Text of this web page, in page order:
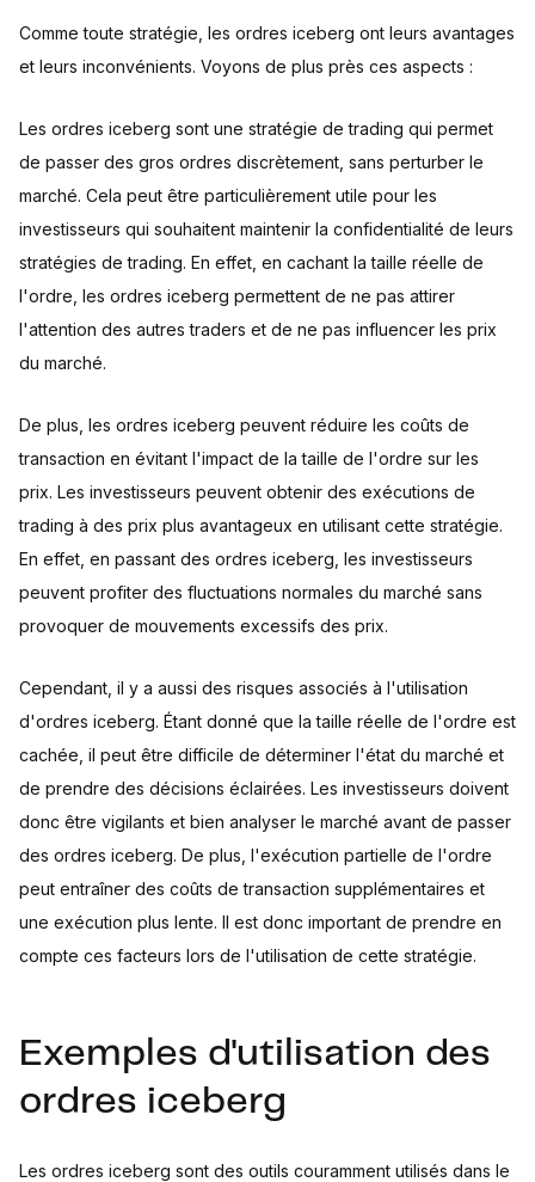
Comme toute stratégie, les ordres iceberg ont leurs avantages
et leurs inconvénients. Voyons de plus près ces aspects :
Les ordres iceberg sont une stratégie de trading qui permet
de passer des gros ordres discrètement, sans perturber le
marché. Cela peut être particulièrement utile pour les
investisseurs qui souhaitent maintenir la confidentialité de leurs
stratégies de trading. En effet, en cachant la taille réelle de
l'ordre, les ordres iceberg permettent de ne pas attirer
l'attention des autres traders et de ne pas influencer les prix
du marché.
De plus, les ordres iceberg peuvent réduire les coûts de
transaction en évitant l'impact de la taille de l'ordre sur les
prix. Les investisseurs peuvent obtenir des exécutions de
trading à des prix plus avantageux en utilisant cette stratégie.
En effet, en passant des ordres iceberg, les investisseurs
peuvent profiter des fluctuations normales du marché sans
provoquer de mouvements excessifs des prix.
Cependant, il y a aussi des risques associés à l'utilisation
d'ordres iceberg. Étant donné que la taille réelle de l'ordre est
cachée, il peut être difficile de déterminer l'état du marché et
de prendre des décisions éclairées. Les investisseurs doivent
donc être vigilants et bien analyser le marché avant de passer
des ordres iceberg. De plus, l'exécution partielle de l'ordre
peut entraîner des coûts de transaction supplémentaires et
une exécution plus lente. Il est donc important de prendre en
compte ces facteurs lors de l'utilisation de cette stratégie.
Exemples d'utilisation des
ordres iceberg
Les ordres iceberg sont des outils couramment utilisés dans le